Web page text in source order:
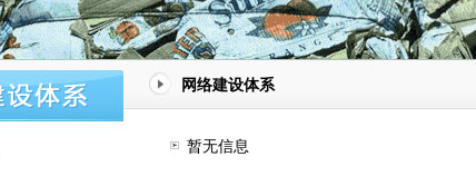
网络建设体系
暂无信息